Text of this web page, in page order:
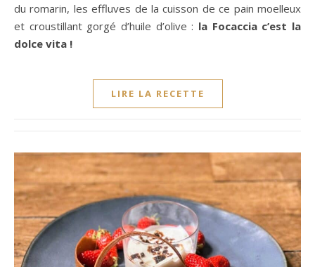
du romarin, les effluves de la cuisson de ce pain moelleux
et croustillant gorgé d’huile d’olive : la Focaccia c’est la
dolce vita !
LIRE LA RECETTE